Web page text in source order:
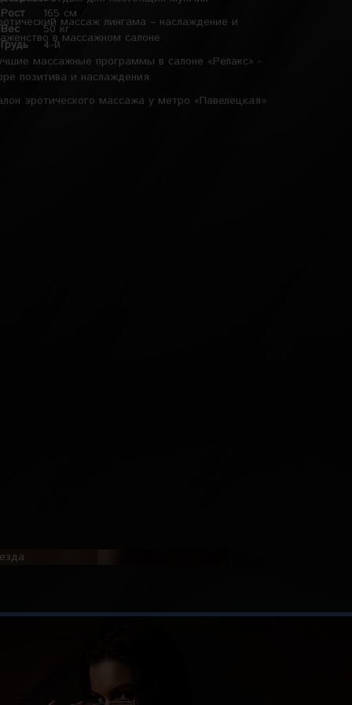
Рост
165 см
Вес
50 кг
Грудь
4-й
массаж лингама – наслаждение и
в массажном салоне
массажные программы в салоне «Релакс» -
позитива и наслаждения
эротического массажа у метро «Павелецкая»